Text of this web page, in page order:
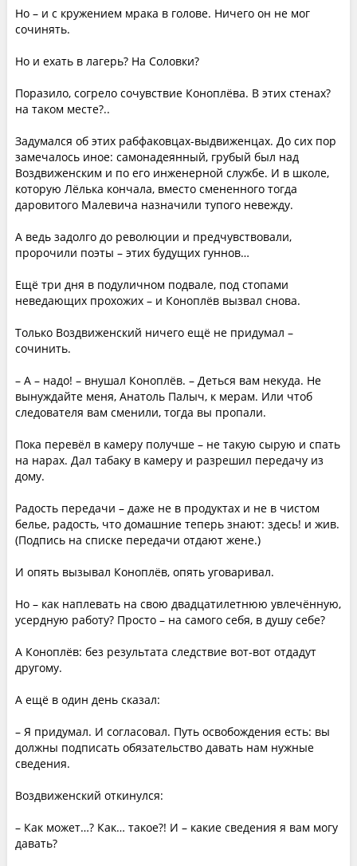
Но – и с кружением мрака в голове. Ничего он не мог
сочинять.
Но и ехать в лагерь? На Соловки?
Поразило, согрело сочувствие Коноплёва. В этих стенах?
на таком месте?..
Задумался об этих рабфаковцах-выдвиженцах. До сих пор
замечалось иное: самонадеянный, грубый был над
Воздвиженским и по его инженерной службе. И в школе,
которую Лёлька кончала, вместо смененного тогда
даровитого Малевича назначили тупого невежду.
А ведь задолго до революции и предчувствовали,
пророчили поэты – этих будущих гуннов…
Ещё три дня в подуличном подвале, под стопами
неведающих прохожих – и Коноплёв вызвал снова.
Только Воздвиженский ничего ещё не придумал –
сочинить.
– А – надо! – внушал Коноплёв. – Деться вам некуда. Не
вынуждайте меня, Анатоль Палыч, к мерам. Или чтоб
следователя вам сменили, тогда вы пропали.
Пока перевёл в камеру получше – не такую сырую и спать
на нарах. Дал табаку в камеру и разрешил передачу из
дому.
Радость передачи – даже не в продуктах и не в чистом
белье, радость, что домашние теперь знают: здесь! и жив.
(Подпись на списке передачи отдают жене.)
И опять вызывал Коноплёв, опять уговаривал.
Но – как наплевать на свою двадцатилетнюю увлечённую,
усердную работу? Просто – на самого себя, в душу себе?
А Коноплёв: без результата следствие вот-вот отдадут
другому.
А ещё в один день сказал:
– Я придумал. И согласовал. Путь освобождения есть: вы
должны подписать обязательство давать нам нужные
сведения.
Воздвиженский откинулся:
– Как может…? Как… такое?! И – какие сведения я вам могу
давать?